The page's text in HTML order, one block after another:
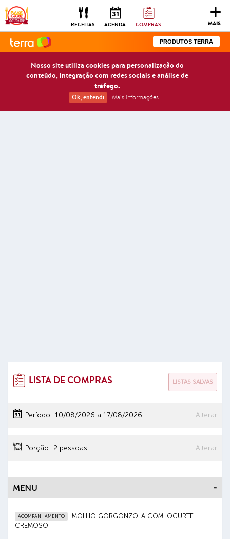
PRODUTOS TERRA
Nosso site utiliza cookies para personalização do
conteúdo, integração com redes sociais e análise de
tráfego.
Ok, entendi Mais informações
MAIS
RECEITAS AGENDA COMPRAS
LISTA DE COMPRAS LISTAS SALVAS
Período: 10/08/2026 a 17/08/2026 Alterar
Porção: 2 pessoas Alterar
MENU
ACOMPANHAMENTO
MOLHO GORGONZOLA COM IOGURTE
CREMOSO